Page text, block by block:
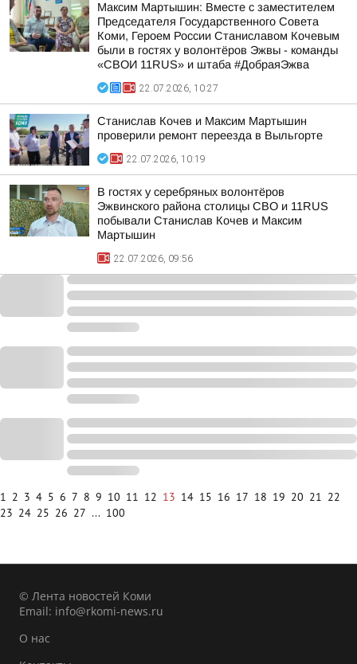
Максим Мартышин: Вместе с заместителем
Председателя Государственного Совета
Коми, Героем России Станиславом Кочевым
были в гостях у волонтёров Эжвы - команды
«СВОИ 11RUS» и штаба #ДобраяЭжва
22.07.2026, 10:27
Станислав Кочев и Максим Мартышин
проверили ремонт переезда в Выльгорте
22.07.2026, 10:19
В гостях у серебряных волонтёров
Эжвинского района столицы СВО и 11RUS
побывали Станислав Кочев и Максим
Мартышин
22.07.2026, 09:56
1 2 3 4 5 6 7 8 9 10 11 12 13 14 15 16 17 18 19 20 21 22
23 24 25 26 27 ... 100
© Лента новостей Коми
Email: info@rkomi-news.ru
О нас